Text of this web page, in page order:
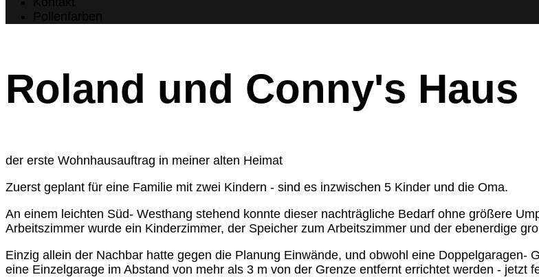
Roland und Conny's Haus
der erste Wohnhausauftrag in meiner alten Heimat
Zuerst geplant für eine Familie mit zwei Kindern - sind es inzwischen 5 Kinder und die Oma.
An einem leichten Süd- Westhang stehend konnte dieser nachträgliche Bedarf ohne größere
Arbeitszimmer wurde ein Kinderzimmer, der Speicher zum Arbeitszimmer und der ebenerdige
Einzig allein der Nachbar hatte gegen die Planung Einwände, und obwohl eine Doppelgaragen-
eine Einzelgarage im Abstand von mehr als 3 m von der Grenze entfernt errichtet werden - jetzt